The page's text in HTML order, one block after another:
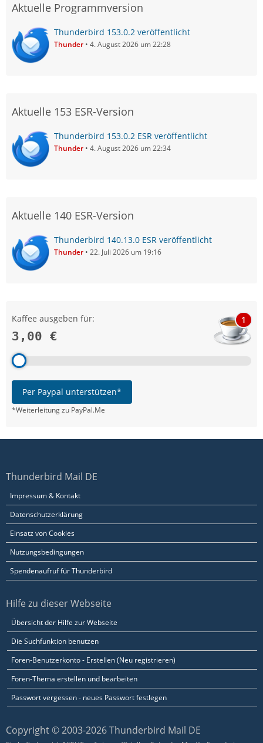
Aktuelle Programmversion
Thunderbird 153.0.2 veröffentlicht
Thunder 4. August 2026 um 22:28
Aktuelle 153 ESR-Version
Thunderbird 153.0.2 ESR veröffentlicht
Thunder 4. August 2026 um 22:34
Aktuelle 140 ESR-Version
Thunderbird 140.13.0 ESR veröffentlicht
Thunder 22. Juli 2026 um 19:16
Kaffee ausgeben für:
3,00 €
1
Per Paypal unterstützen*
*Weiterleitung zu PayPal.Me
Thunderbird Mail DE
Impressum & Kontakt
Datenschutzerklärung
Einsatz von Cookies
Nutzungsbedingungen
Spendenaufruf für Thunderbird
Hilfe zu dieser Webseite
Übersicht der Hilfe zur Webseite
Die Suchfunktion benutzen
Foren-Benutzerkonto - Erstellen (Neu registrieren)
Foren-Thema erstellen und bearbeiten
Passwort vergessen - neues Passwort festlegen
Copyright © 2003-2026 Thunderbird Mail DE